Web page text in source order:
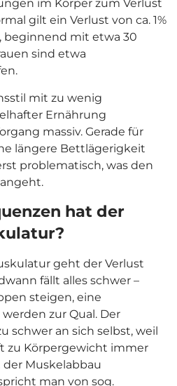
im Körper zum Verlust
gilt ein Verlust von ca. 1%
beginnend mit etwa 30
sind etwa
mit zu wenig
Ernährung
massiv. Gerade für
längere Bettlägerigkeit
problematisch, was den
hat der
geht der Verlust
fällt alles schwer –
steigen, eine
zur Qual. Der
schwer an sich selbst, weil
zu Körpergewicht immer
Muskelabbau
man von sog.